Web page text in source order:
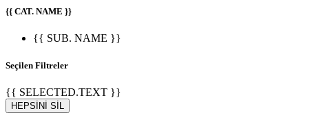
{{ CAT. NAME }}
{{ SUB. NAME }}
Seçilen Filtreler
{{ SELECTED.TEXT }}
HEPSİNİ SİL